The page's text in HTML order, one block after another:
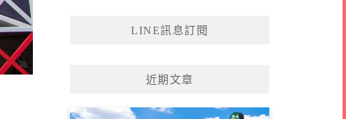
LINE訊息訂閱
近期文章